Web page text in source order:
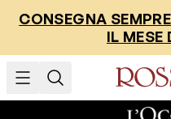
CONSEGNA
IL MESE